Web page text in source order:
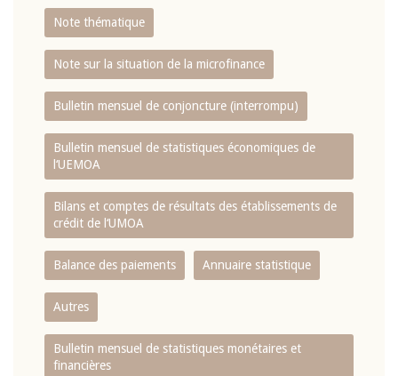
Note thématique
Note sur la situation de la microfinance
Bulletin mensuel de conjoncture (interrompu)
Bulletin mensuel de statistiques économiques de
l‘UEMOA
Bilans et comptes de résultats des établissements de
crédit de l‘UMOA
Balance des paiements Annuaire statistique
Autres
Bulletin mensuel de statistiques monétaires et
financières